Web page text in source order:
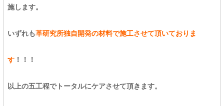
施します。
いずれも革研究所独自開発の材料で施工させて頂いておりま
す！！！
以上の五工程でトータルにケアさせて頂きます。